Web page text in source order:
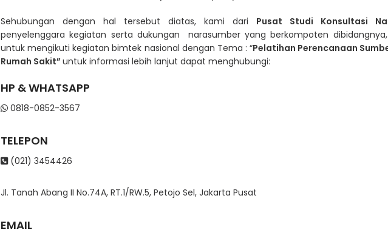
Sehubungan dengan hal tersebut diatas, kami dari Pusat Studi Konsultasi
penyelenggara kegiatan serta dukungan narasumber yang berkompoten
untuk mengikuti kegiatan bimtek nasional dengan Tema : “Pelatihan Perencanaan
Rumah Sakit”untuk informasi lebih lanjut dapat menghubungi:
HP & WHATSAPP
0818-0852-3567
TELEPON
(021) 3454426
Jl. Tanah Abang II No.74A, RT.1/RW.5, Petojo Sel, Jakarta Pusat
EMAIL